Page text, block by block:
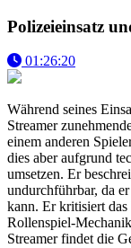
Polizeieinsatz
01:26:20
Während seines
Streamer
einem anderen
dies aber aufgrund
umsetzen. Er
undurchführbar, da
kann. Er kritisiert das
Rollenspiel-
Streamer findet die